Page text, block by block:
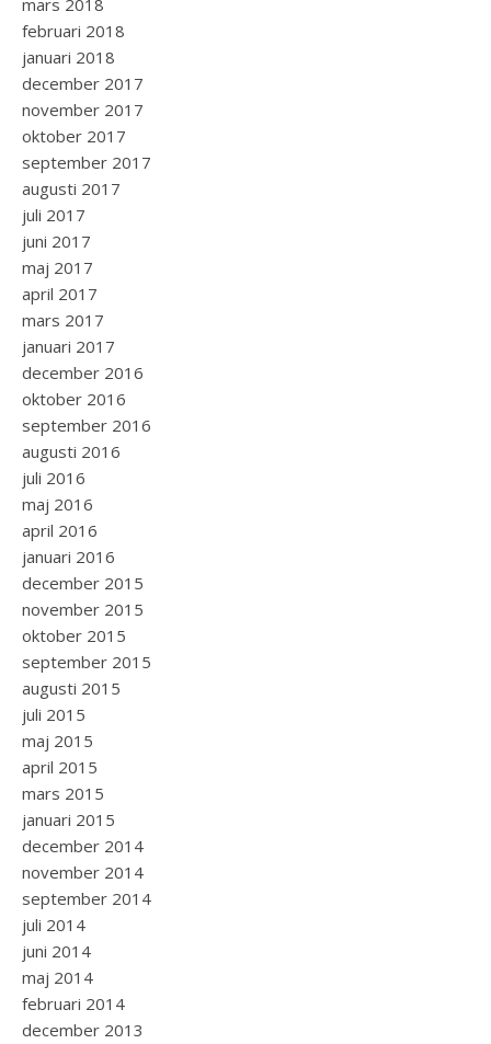
mars 2018
februari 2018
januari 2018
december 2017
november 2017
oktober 2017
september 2017
augusti 2017
juli 2017
juni 2017
maj 2017
april 2017
mars 2017
januari 2017
december 2016
oktober 2016
september 2016
augusti 2016
juli 2016
maj 2016
april 2016
januari 2016
december 2015
november 2015
oktober 2015
september 2015
augusti 2015
juli 2015
maj 2015
april 2015
mars 2015
januari 2015
december 2014
november 2014
september 2014
juli 2014
juni 2014
maj 2014
februari 2014
december 2013